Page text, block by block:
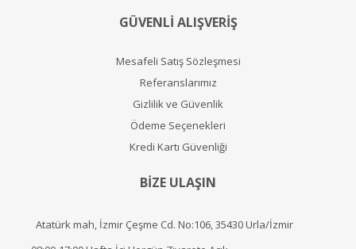
GÜVENLİ ALIŞVERİŞ
Mesafeli Satış Sözleşmesi
Referanslarımız
Gizlilik ve Güvenlik
Ödeme Seçenekleri
Kredi Kartı Güvenliği
BİZE ULAŞIN
Atatürk mah, İzmir Çeşme Cd. No:106, 35430 Urla/İzmir